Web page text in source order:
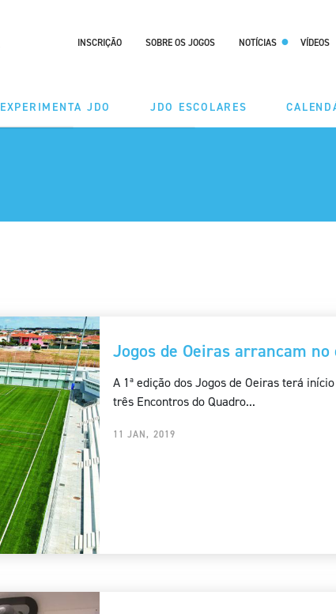
INSCRIÇÃO SOBRE OS JOGOS NOTÍCIAS VÍDEOS
EXPERIMENTA JDO JDO ESCOLARES
Jogos de Oeiras arrancam no
A 1ª edição dos Jogos de Oeiras terá
três Encontros do Quadro...
11 JAN, 2019